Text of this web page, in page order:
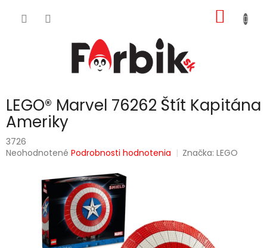
KOŠÍK
LEGO® Marvel 76262 Štít Kapitána
Ameriky
3726
Priemerné
hviezdičiek.
Neohodnotené Podrobnosti hodnotenia Značka:LEGO